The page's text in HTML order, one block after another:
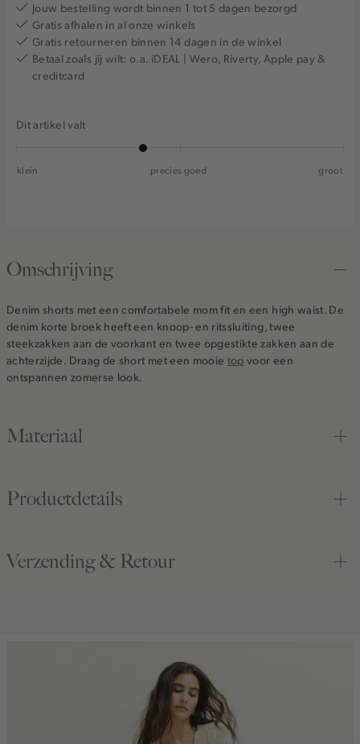
Jouw bestelling wordt binnen 1 tot 5 dagen bezorgd
Gratis afhalen in al onze winkels
Gratis retourneren binnen 14 dagen in de winkel
Betaal zoals jij wilt: o.a. iDEAL | Wero, Riverty, Apple pay &
creditcard
Dit artikel valt
klein precies goed groot
Omschrijving
Denim shorts met een comfortabele mom fit en een high waist. De
denim korte broek heeft een knoop- en ritssluiting, twee
steekzakken aan de voorkant en twee opgestikte zakken aan de
achterzijde. Draag de short met een mooie top voor een
ontspannen zomerse look.
Materiaal
Productdetails
Verzending & Retour